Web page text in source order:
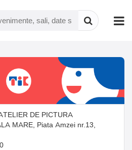
DE PICTURA
MARE, Piata Amzei nr.13,